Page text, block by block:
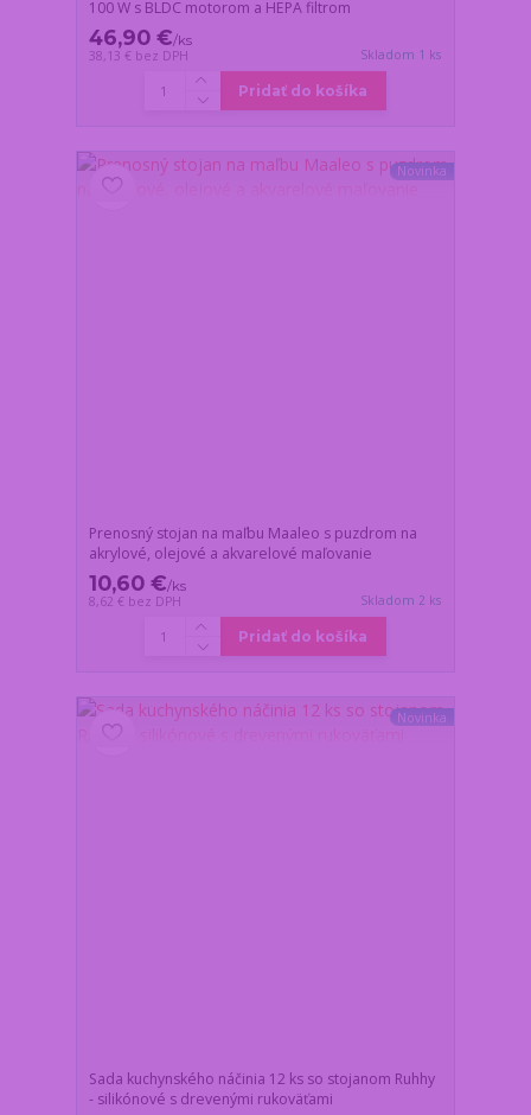
100 W s BLDC motorom a HEPA filtrom
46,90 €/ks
38,13 € bez DPH Skladom 1 ks
Pridať do košíka
Novinka
Prenosný stojan na maľbu Maaleo s puzdrom na
akrylové, olejové a akvarelové maľovanie
10,60 €/ks
8,62 € bez DPH Skladom 2 ks
Pridať do košíka
Novinka
Sada kuchynského náčinia 12 ks so stojanom Ruhhy
- silikónové s drevenými rukoväťami